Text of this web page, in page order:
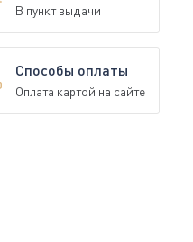
В пункт выдачи
Способы оплаты
Оплата картой на сайте